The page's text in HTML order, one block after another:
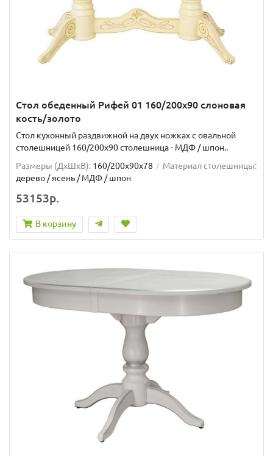
Стол обеденный Рифей 01 160/200х90 слоновая
кость/золото
Стол кухонный раздвижной на двух ножках с овальной
столешницей 160/200х90 столешница - МДФ / шпон..
Размеры (ДхШxВ): 160/200х90х78
Материал столешницы:
дерево / ясень / МДФ / шпон
53153р.
В корзину